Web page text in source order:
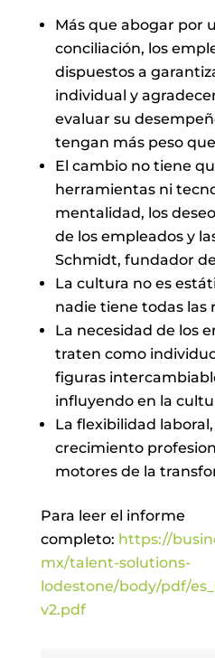
Más que abogar por
conciliación, los
dispuestos a
individual y
evaluar su
tengan más peso
El cambio no tiene
herramientas ni
mentalidad, los
de los empleados y
Schmidt, fundador
La cultura no es
nadie tiene todas las
La necesidad de los
traten como
figuras
influyendo en la
La flexibilidad
crecimiento
motores de la
Para leer el informe
completo: https://
mx/talent-solutions-
lodestone/body/pdf/
v2.pdf